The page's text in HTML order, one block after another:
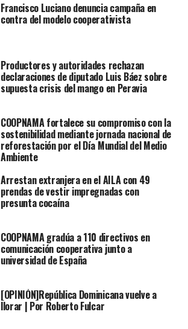
Francisco Luciano denuncia campaña en
contra del modelo cooperativista
Productores y autoridades rechazan
declaraciones de diputado Luis Báez sobre
supuesta crisis del mango en Peravia
COOPNAMA fortalece su compromiso con la
sostenibilidad mediante jornada nacional de
reforestación por el Día Mundial del Medio
Ambiente
Arrestan extranjera en el AILA con 49
prendas de vestir impregnadas con
presunta cocaína
COOPNAMA gradúa a 110 directivos en
comunicación cooperativa junto a
universidad de España
[OPINIÓN]República Dominicana vuelve a
llorar | Por Roberto Fulcar